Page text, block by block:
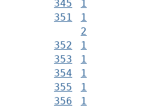
345
1
351
1
2
352
1
353
1
354
1
355
1
356
1